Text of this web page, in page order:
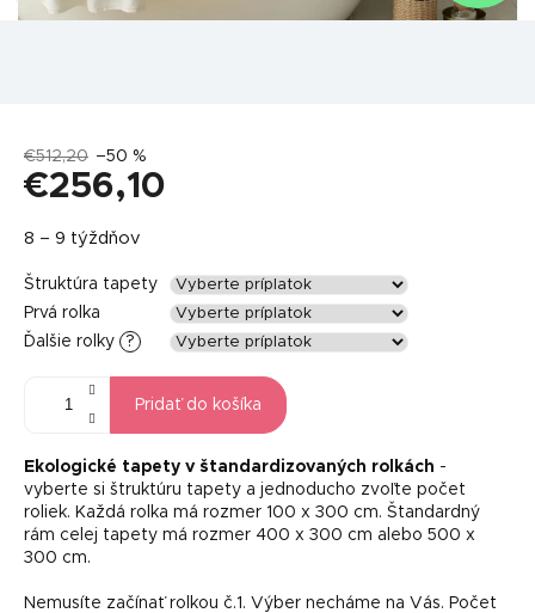
€512,20 –50 %
€256,10
cena:
8 – 9 týždňov
Štruktúra tapety
Prvá rolka
Ďalšie rolky
?
Pridať do košíka
Ekologické tapety v štandardizovaných rolkách -
vyberte si štruktúru tapety a jednoducho zvoľte počet
roliek. Každá rolka má rozmer 100 x 300 cm. Štandardný
rám celej tapety má rozmer 400 x 300 cm alebo 500 x
300 cm.
Nemusíte začínať rolkou č.1. Výber necháme na Vás. Počet